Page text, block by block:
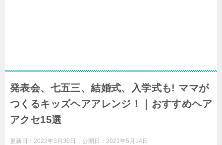
発表会、七五三、結婚式、入学式も! ママが
つくるキッズヘアアレンジ！｜おすすめヘア
アクセ15選
更新日： 2022年3月30日 公開日： 2021年5月14日